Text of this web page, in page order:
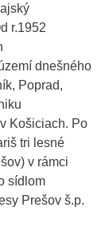
r.1952
dnešného
Poprad,
Košiciach. Po
tri lesné
v rámci
sídlom
Prešov š.p.